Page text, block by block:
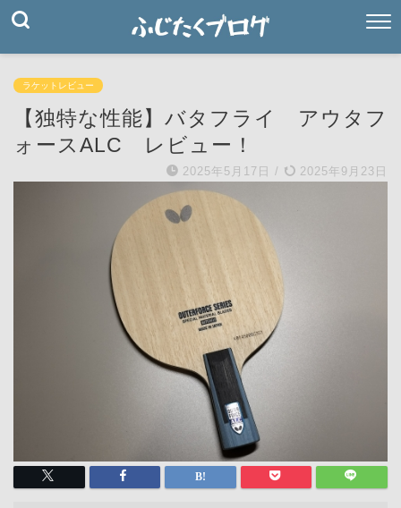
ラケットレビュー
【独特な性能】バタフライ アウタフ
ォースALC レビュー！
2025年5月17日 / 2025年9月23日